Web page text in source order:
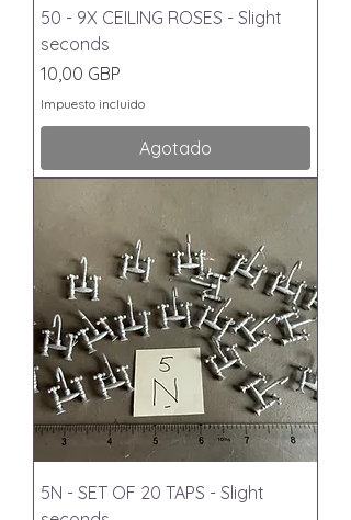
50 - 9X CEILING ROSES - Slight
seconds
Precio
10,00 GBP
Impuesto incluido
Agotado
5N - SET OF 20 TAPS - Slight